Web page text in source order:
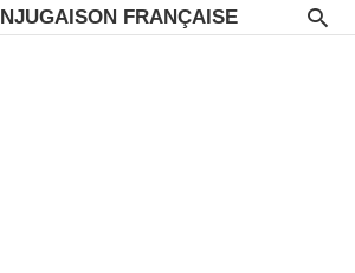
FRANÇAISE